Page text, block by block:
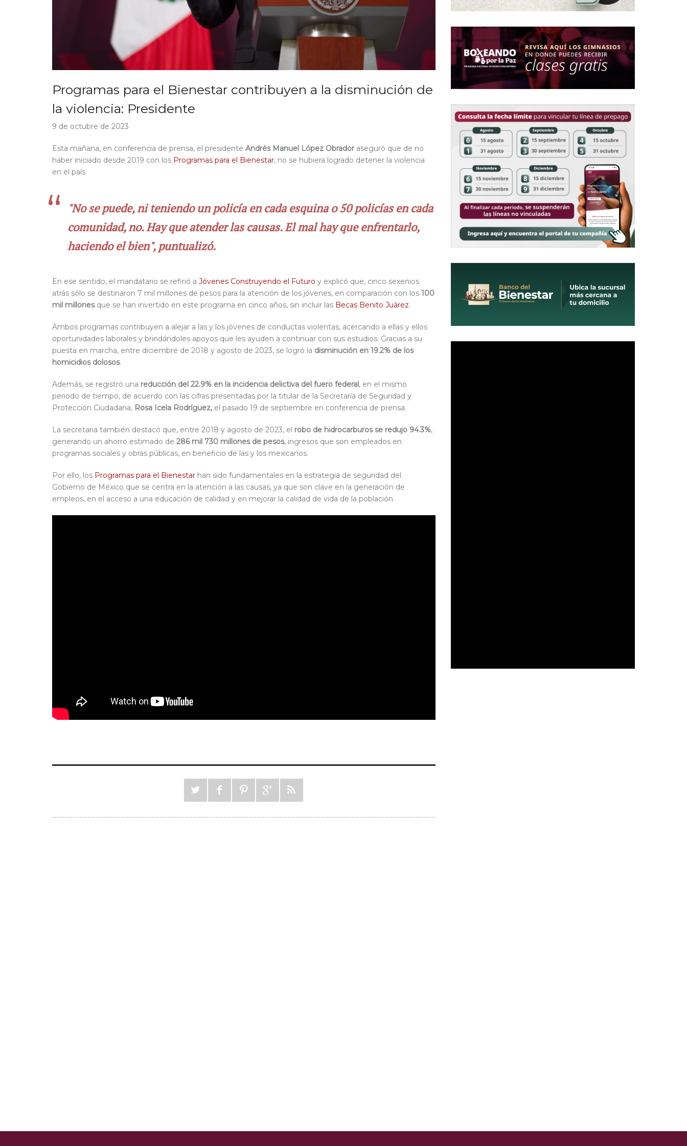
Programas para el Bienestar contribuyen a la disminución de
la violencia: Presidente
9 de octubre de 2023
Esta mañana, en conferencia de prensa, el presidente Andrés Manuel López Obradoraseguró que de no
haber iniciado desde 2019 con los Programas para el Bienestar, no se hubiera logrado detener la violencia
en el país.
"No se puede, ni teniendo un policía en cada esquina o 50 policías en cada
comunidad, no. Hay que atender las causas. El mal hay que enfrentarlo,
haciendo el bien", puntualizó.
En ese sentido, el mandatario se refirió a Jóvenes Construyendo el Futuro y explicó que, cinco sexenios
atrás sólo se destinaron 7 mil millones de pesos para la atención de los jóvenes, en comparación con los 100
mil millonesque se han invertido en este programa en cinco años, sin incluir las Becas Benito Juárez.
Ambos programas contribuyen a alejar a las y los jóvenes de conductas violentas, acercando a ellas y ellos
oportunidades laborales y brindándoles apoyos que les ayuden a continuar con sus estudios. Gracias a su
puesta en marcha, entre diciembre de 2018 y agosto de 2023, se logró la disminución en 19.2% de los
homicidios dolosos.
Además, se registró una reducción del 22.9% en la incidencia delictiva del fuero federal, en el mismo
periodo de tiempo, de acuerdo con las cifras presentadas por la titular de la Secretaría de Seguridad y
Protección Ciudadana, Rosa Icela Rodríguez, el pasado 19 de septiembre en conferencia de prensa.
La secretaria también destacó que, entre 2018 y agosto de 2023, el robo de hidrocarburos se redujo 94.3%,
generando un ahorro estimado de 286 mil 730 millones de pesos, ingresos que son empleados en
programas sociales y obras públicas, en beneficio de las y los mexicanos.
Por ello, los Programas para el Bienestar han sido fundamentales en la estrategia de seguridad del
Gobierno de México que se centra en la atención a las causas, ya que son clave en la generación de
empleos, en el acceso a una educación de calidad y en mejorar la calidad de vida de la población.